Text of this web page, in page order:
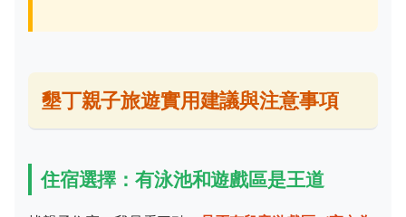
墾丁親子旅遊實用建議與注意事項
住宿選擇：有泳池和遊戲區是王道